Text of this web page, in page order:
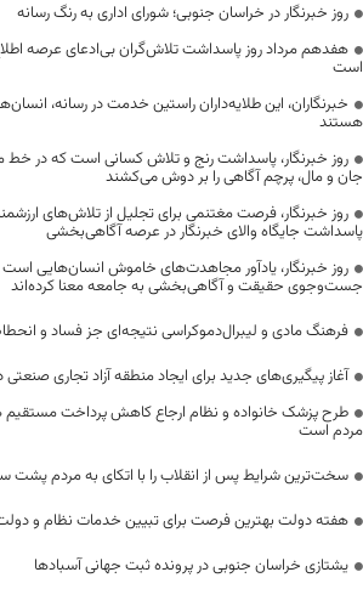
روز خبرنگار در خراسان جنوبی؛ شورای اداری به رنگ رسانه
هفدهم مرداد روز پاسداشت تلاش‌گران بی‌ادعای عرصه
است
خبرنگاران، این طلایه‌داران راستین خدمت در رسانه،
هستند
روز خبرنگار، پاسداشت رنج و تلاش کسانی است که در خط
جان و مال، پرچم آگاهی را بر دوش می‌کشند
روز خبرنگار، فرصت مغتنمی برای تجلیل از تلاش‌های
پاسداشت جایگاه والای خبرنگار در عرصه آگاهی‌بخشی
روز خبرنگار، یادآور مجاهدت‌های خاموش انسان‌هایی است
جست‌وجوی حقیقت و آگاهی‌بخشی به جامعه معنا کرده‌اند
فرهنگ مادی و لیبرال‌دموکراسی نتیجه‌ای جز فساد و
آغاز پیگیری‌های جدید برای ایجاد منطقه آزاد تجاری
طرح پزشک خانواده و نظام ارجاع کاهش پرداخت مستقیم
مردم است
سخت‌ترین شرایط پس از انقلاب را با اتکای به مردم پشت
هفته دولت بهترین فرصت برای تبیین خدمات نظام و
یشتازی خراسان جنوبی در پرونده ثبت جهانی آسبادها